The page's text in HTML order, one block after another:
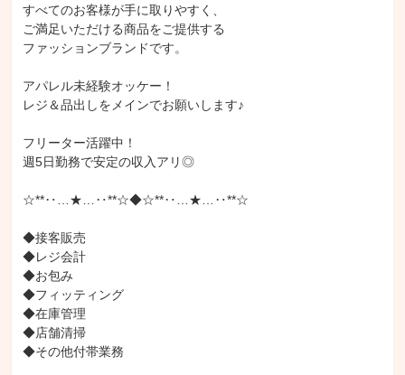
すべてのお客様が手に取りやすく、
ご満足いただける商品をご提供する
ファッションブランドです。
アパレル未経験オッケー！
レジ＆品出しをメインでお願いします♪
フリーター活躍中！
週5日勤務で安定の収入アリ◎
☆**‥…★…‥**☆◆☆**‥…★…‥**☆
◆接客販売
◆レジ会計
◆お包み
◆フィッティング
◆在庫管理
◆店舗清掃
◆その他付帯業務